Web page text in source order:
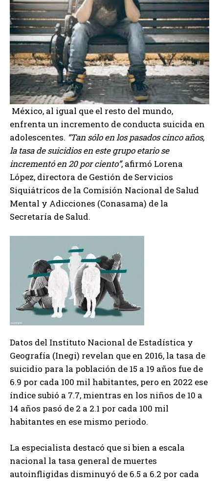
México, al igual que el resto del mundo,
enfrenta un incremento de conducta suicida en
adolescentes. Tan sólo en los pasados cinco años,
la tasa de suicidios en este grupo etario se
incrementó en 20 por ciento , afirmó Lorena
López, directora de Gestión de Servicios
Siquiátricos de la Comisión Nacional de Salud
Mental y Adicciones (Conasama) de la
Secretaría de Salud.
Datos del Instituto Nacional de Estadística y
Geografía (Inegi) revelan que en 2016, la tasa de
suicidio para la población de 15 a 19 años fue de
6.9 por cada 100 mil habitantes, pero en 2022 ese
índice subió a 7.7, mientras en los niños de 10 a
14 años pasó de 2 a 2.1 por cada 100 mil
habitantes en ese mismo periodo.
La especialista destacó que si bien a escala
nacional la tasa general de muertes
autoinfligidas disminuyó de 6.5 a 6.2 por cada